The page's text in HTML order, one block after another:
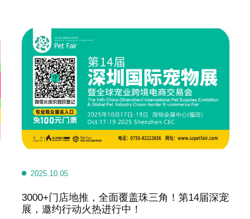
2025.10.05
3000+门店地推，全面覆盖珠三角！第14届深宠
展，邀约行动火热进行中！